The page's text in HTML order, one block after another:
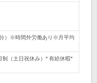
）※時間外労働あり※月平均
（土日祝休み）* 有給休暇*